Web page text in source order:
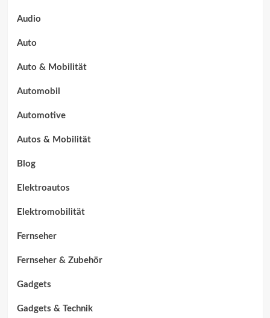
Audio
Auto
Auto & Mobilität
Automobil
Automotive
Autos & Mobilität
Blog
Elektroautos
Elektromobilität
Fernseher
Fernseher & Zubehör
Gadgets
Gadgets & Technik